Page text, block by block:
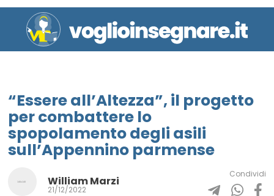
“Essere all’Altezza”, il progetto
per combattere lo
spopolamento degli asili
sull’Appennino parmense
William Marzi
21/12/2022
Condividi